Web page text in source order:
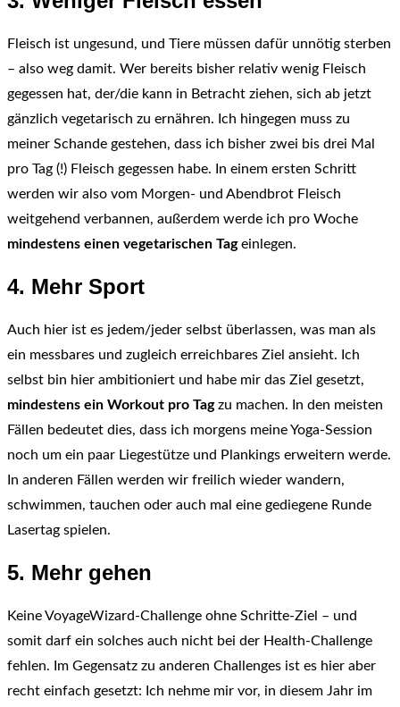
Fleisch ist ungesund, und Tiere müssen dafür unnötig sterben
– also weg damit. Wer bereits bisher relativ wenig Fleisch
gegessen hat, der/die kann in Betracht ziehen, sich ab jetzt
gänzlich vegetarisch zu ernähren. Ich hingegen muss zu
meiner Schande gestehen, dass ich bisher zwei bis drei Mal
pro Tag (!) Fleisch gegessen habe. In einem ersten Schritt
werden wir also vom Morgen- und Abendbrot Fleisch
weitgehend verbannen, außerdem werde ich pro Woche
mindestens einen vegetarischen Tageinlegen.
4. Mehr Sport
Auch hier ist es jedem/jeder selbst überlassen, was man als
ein messbares und zugleich erreichbares Ziel ansieht. Ich
selbst bin hier ambitioniert und habe mir das Ziel gesetzt,
mindestens ein Workout pro Tagzu machen. In den meisten
Fällen bedeutet dies, dass ich morgens meine Yoga-Session
noch um ein paar Liegestütze und Plankings erweitern werde.
In anderen Fällen werden wir freilich wieder wandern,
schwimmen, tauchen oder auch mal eine gediegene Runde
Lasertag spielen.
5. Mehr gehen
Keine VoyageWizard-Challenge ohne Schritte-Ziel – und
somit darf ein solches auch nicht bei der Health-Challenge
fehlen. Im Gegensatz zu anderen Challenges ist es hier aber
recht einfach gesetzt: Ich nehme mir vor, in diesem Jahr im